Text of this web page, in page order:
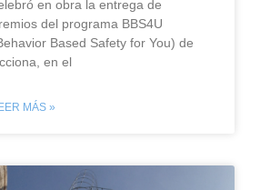
en obra la entrega de
del programa BBS4U
Based Safety for You) de
en el
MÁS »